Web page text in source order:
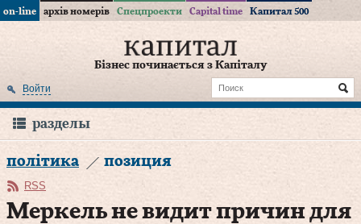
on-line архів номерів Спецпроекти Capital time Капитал 500
Бізнес починається з Капіталу
Войти
разделы
політика позиция
RSS
Меркель не видит причин для